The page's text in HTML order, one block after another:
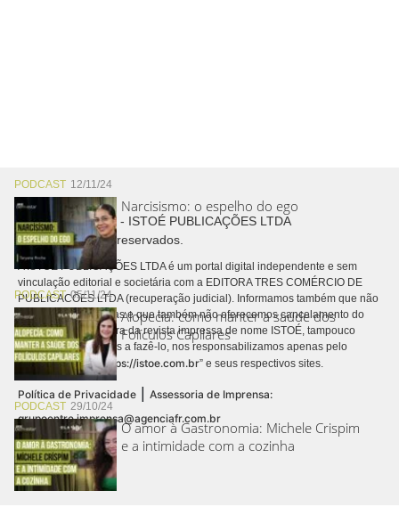
PODCAST 12/11/24
Narcisismo: o espelho do ego
PODCAST05/11/24
Alopecia: como manter a saúde dos
Folículos Capilares
PODCAST 29/10/24
O amor à Gastronomia: Michele Crispim
e a intimidade com a cozinha
Copyright © 2026 - ISTOÉ PUBLICAÇÕES LTDA
Todos os direitos reservados.
A ISTOÉ PUBLICAÇÕES LTDA é um portal digital independente e sem
vinculação editorial e societária com a EDITORA TRES COMÉRCIO DE
PUBLICACÕES LTDA (recuperação judicial). Informamos também que não
realizamos cobranças e que também não oferecemos cancelamento do
contrato de assinatura da revista impressa de nome ISTOÉ, tampouco
autorizamos terceiros a fazê-lo, nos responsabilizamos apenas pelo
conteúdo digital “https://istoe.com.br” e seus respectivos sites.
Política de Privacidade | Assessoria de Imprensa:
grupoentre.imprensa@agenciafr.com.br